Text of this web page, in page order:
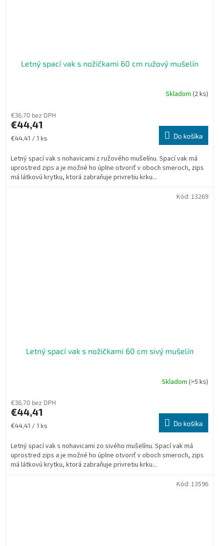
Letný spací vak s nožičkami 60 cm ružový mušelín
Skladom (2 ks)
€36,70 bez DPH
€44,41
Jednotková
€44,41 / 1 ks Do košíka
Letný spací vak s nohavicami z ružového mušelínu. Spací vak má
uprostred zips a je možné ho úplne otvoriť v oboch smeroch, zips
má látkovú krytku, ktorá zabraňuje privretiu krku...
Letný spací vak s nožičkami 60 cm sivý mušelín
Skladom (>5 ks)
€36,70 bez DPH
€44,41
Jednotková
€44,41 / 1 ks Do košíka
Letný spací vak s nohavicami zo sivého mušelínu. Spací vak má
uprostred zips a je možné ho úplne otvoriť v oboch smeroch, zips
má látkovú krytku, ktorá zabraňuje privretiu krku...
Kód: 13269
Kód: 13596